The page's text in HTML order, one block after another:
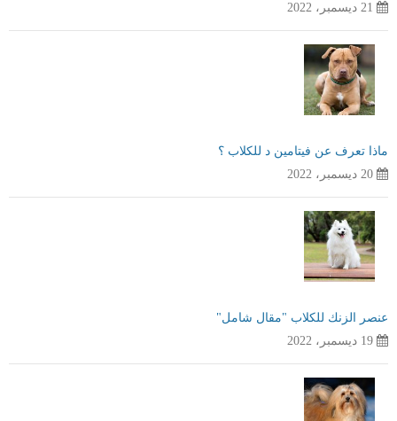
21 ديسمبر، 2022
ماذا تعرف عن فيتامين د للكلاب ؟
20 ديسمبر، 2022
عنصر الزنك للكلاب "مقال شامل"
19 ديسمبر، 2022